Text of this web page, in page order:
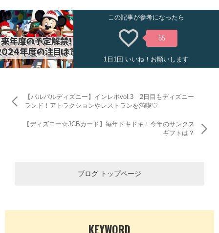
この記事が参考になったら
55
1日1回 いいね！お願いします
【パルパルディズニー】インレポvol.3 2日目もディズニー
ランド！アトラクションやレストランを満喫♡
【ディズニー☆JCBカード】毎年ドキドキ！今年のサンクス
ギフトは？
ブログ トップページ
KEYWORD